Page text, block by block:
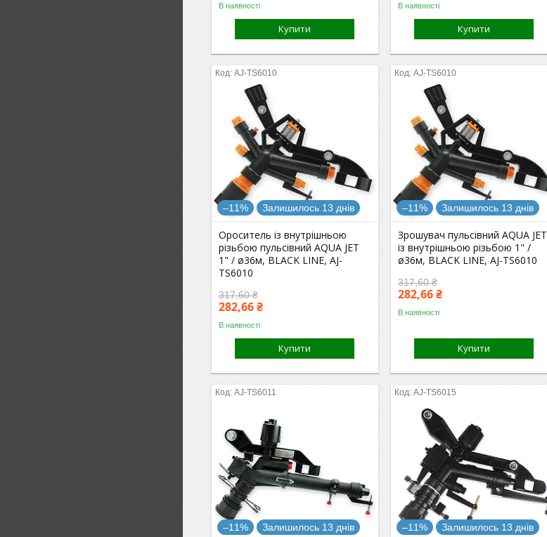
В наявності
Купити
В наявності
Купити
AJ-TS6010
–11% Залишилось 13 днів
Ороситель із внутрішньою
різьбою пульсівний AQUA JET
1" / ø36м, BLACK LINE, AJ-
TS6010
317,60 ₴
282,66 ₴
В наявності
Купити
AJ-TS6010
–11% Залишилось 13 днів
Зрошувач пульсівний AQUA JET
із внутрішньою різьбою 1" /
ø36м, BLACK LINE, AJ-TS6010
317,60 ₴
282,66 ₴
В наявності
Купити
AJ-TS6011
–11% Залишилось 13 днів
AJ-TS6015
–11% Залишилось 13 днів